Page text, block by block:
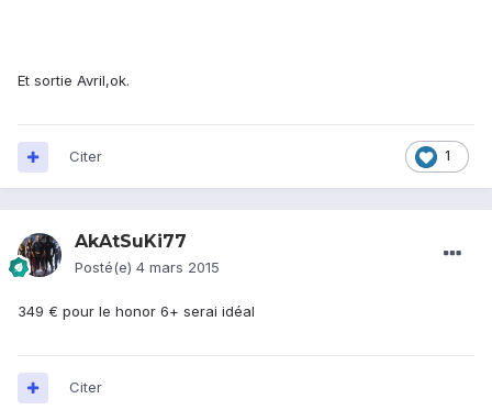
Et sortie Avril,ok.
1
Citer
AkAtSuKi77
Posté(e) 4 mars 2015
349 € pour le honor 6+ serai idéal
Citer